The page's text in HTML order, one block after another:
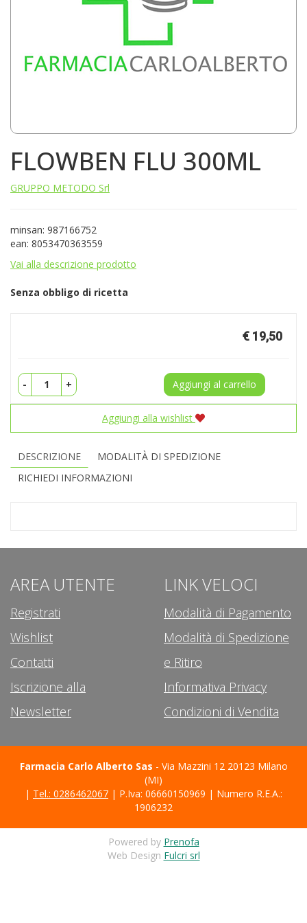
FLOWBEN FLU 300ML
GRUPPO METODO Srl
minsan: 987166752
ean: 8053470363559
Vai alla descrizione prodotto
Senza obbligo di ricetta
€ 19,50
- + Aggiungi al carrello
Aggiungi alla wishlist
DESCRIZIONE
MODALITÀ DI SPEDIZIONE
RICHIEDI INFORMAZIONI
AREA UTENTE
Registrati
Wishlist
Contatti
Iscrizione alla
Newsletter
LINK VELOCI
Modalità di Pagamento
Modalità di Spedizione
e Ritiro
Informativa Privacy
Condizioni di Vendita
Farmacia Carlo Alberto Sas - Via Mazzini 12 20123 Milano
(MI)
| Tel.: 0286462067 | P.Iva: 06660150969 | Numero R.E.A.:
1906232
Powered by Prenofa
Web Design Fulcri srl